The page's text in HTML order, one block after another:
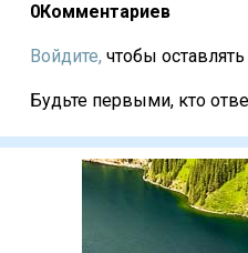
0Комментариев
Войдите, чтобы
Будьте первыми, кто